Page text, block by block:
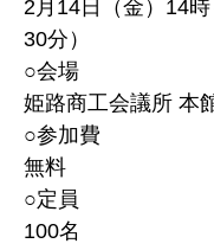
2月14日（金）14
30分）
○会場
姫路商工会議所 本
○参加費
無料
○定員
100名